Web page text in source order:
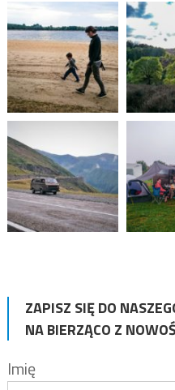
ZAPISZ SIĘ DO
NA BIERZĄCO Z
Imię